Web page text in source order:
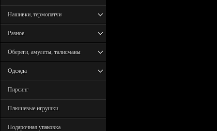
Нашивки, термопатчи
Разное
Обереги, амулеты, талисманы
Одежда
Пирсинг
Плюшевые игрушки
Подарочная упаковка